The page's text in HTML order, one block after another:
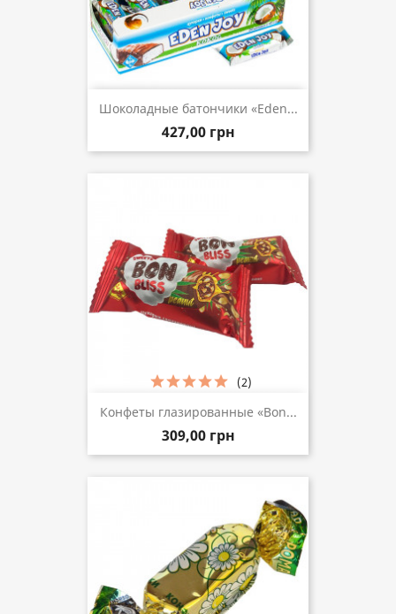
Шоколадные батончики «Eden...
427,00 грн
Конфеты глазированные «Bon...
309,00 грн
(2)